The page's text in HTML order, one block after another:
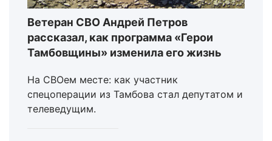
Ветеран СВО Андрей Петров
рассказал, как программа «Герои
Тамбовщины» изменила его жизнь
На СВОем месте: как участник
спецоперации из Тамбова стал депутатом и
телеведущим.